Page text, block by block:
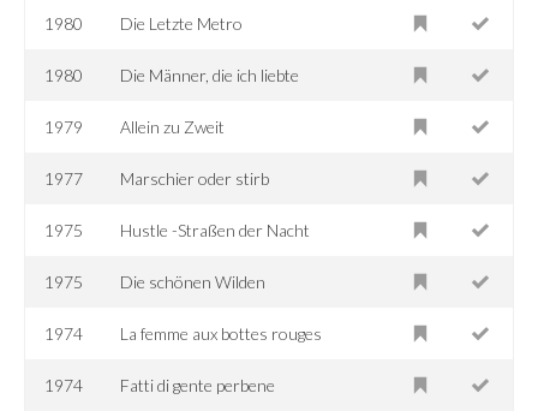
1980 Die Letzte Metro
1980 Die Männer, die ich liebte
1979 Allein zu Zweit
1977 Marschier oder stirb
1975 Hustle -Straßen der Nacht
1975 Die schönen Wilden
1974 La femme aux bottes rouges
1974 Fatti di gente perbene